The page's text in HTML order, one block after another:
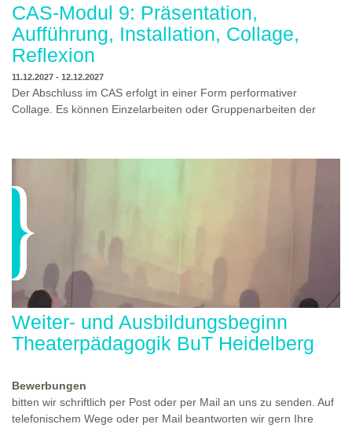
CAS-Modul 9: Präsentation,
Aufführung, Installation, Collage,
Reflexion
11.12.2027 - 12.12.2027
Der Abschluss im CAS erfolgt in einer Form performativer
Collage. Es können Einzelarbeiten oder Gruppenarbeiten der
Ausbildungsprogramm zu erleben. Die Studierenden des
oder Präsentation. Wir freuen uns über Begegnungen und
WO?
Weiter- und Ausbildungsbeginn
Theaterpädagogik BuT Heidelberg
Bewerbungen
bitten wir schriftlich per Post oder per Mail an uns zu senden. Auf
telefonischem Wege oder per Mail beantworten wir gern Ihre